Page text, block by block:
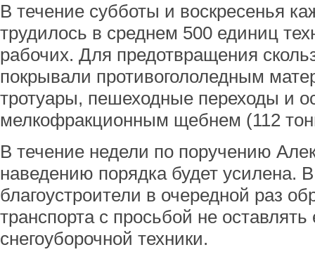
В течение субботы и воскресенья
трудилось в среднем 500 единиц
рабочих. Для предотвращения
покрывали противогололедным
тротуары, пешеходные переходы и
мелкофракционным щебнем (112
В течение недели по поручению
наведению порядка будет усилена.
благоустроители в очередной раз
транспорта с просьбой не
снегоуборочной техники.